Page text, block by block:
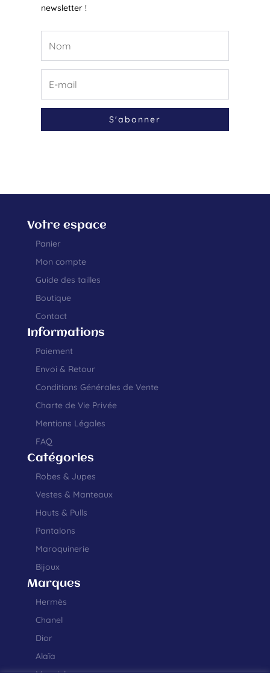
newsletter !
S'abonner
Votre espace
Panier
Mon compte
Guide des tailles
Boutique
Contact
Informations
Paiement
Envoi & Retour
Conditions Générales de Vente
Charte de Vie Privée
Mentions Légales
FAQ
Catégories
Robes & Jupes
Vestes & Manteaux
Hauts & Pulls
Pantalons
Maroquinerie
Bijoux
Marques
Hermès
Chanel
Dior
Alaïa